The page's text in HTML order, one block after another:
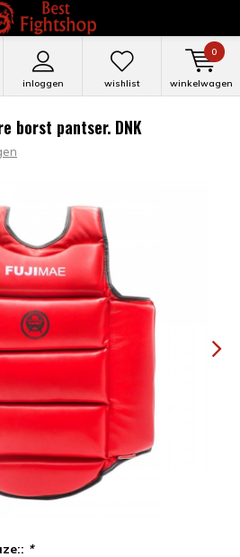
inloggen wishlist winkelwagen
0
borst pantser. DNK
*